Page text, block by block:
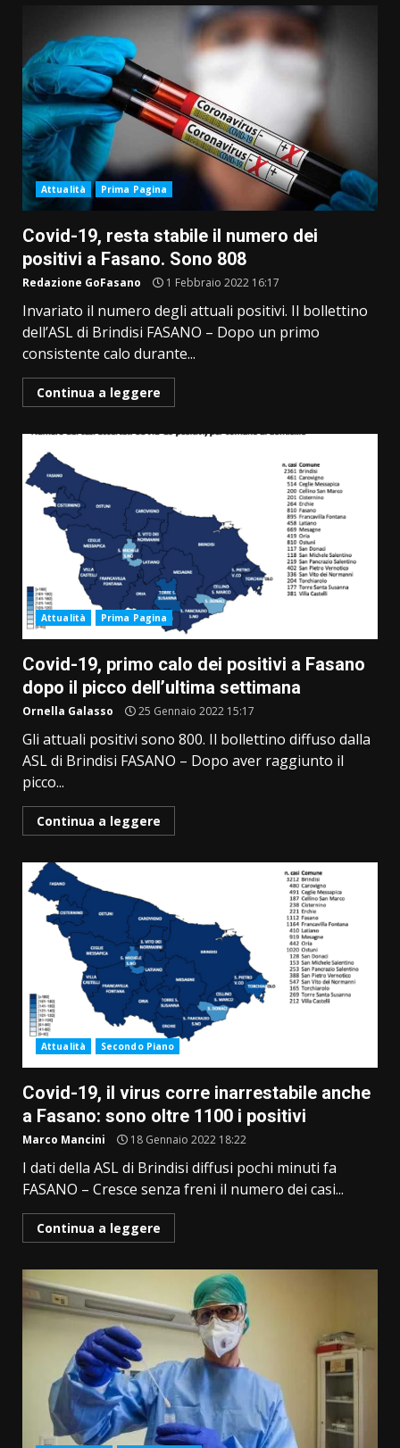
Attualità Prima Pagina
Covid-19, resta stabile il numero dei
positivi a Fasano. Sono 808
Redazione GoFasano 1 Febbraio 2022 16:17
Invariato il numero degli attuali positivi. Il bollettino
dell’ASL di Brindisi FASANO – Dopo un primo
consistente calo durante...
Continua a leggere
Attualità Prima Pagina
Covid-19, primo calo dei positivi a Fasano
dopo il picco dell’ultima settimana
Ornella Galasso 25 Gennaio 2022 15:17
Gli attuali positivi sono 800. Il bollettino diffuso dalla
ASL di Brindisi FASANO – Dopo aver raggiunto il
picco...
Continua a leggere
Attualità Secondo Piano
Covid-19, il virus corre inarrestabile anche
a Fasano: sono oltre 1100 i positivi
Marco Mancini 18 Gennaio 2022 18:22
I dati della ASL di Brindisi diffusi pochi minuti fa
FASANO – Cresce senza freni il numero dei casi...
Continua a leggere